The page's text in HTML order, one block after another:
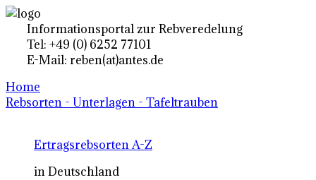
Informationsportal zur Rebveredelung
Tel: +49 (0) 6252 77101
E-Mail: reben(at)antes.de
Home
Rebsorten - Unterlagen - Tafeltrauben
Ertragsrebsorten A-Z
in Deutschland